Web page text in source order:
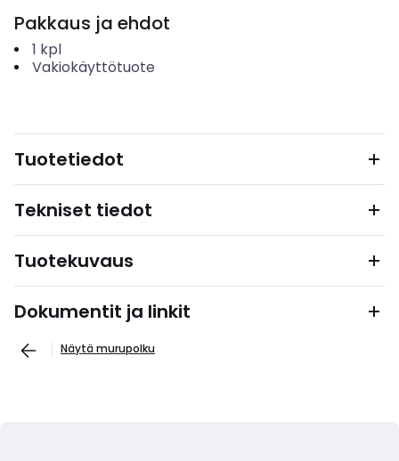
Pakkaus ja ehdot
1 kpl
Vakiokäyttötuote
Tuotetiedot
Tekniset tiedot
Tuotekuvaus
Dokumentit ja linkit
Näytä murupolku